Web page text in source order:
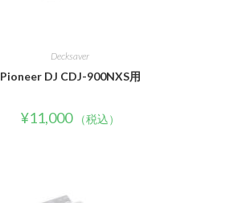
Decksaver
Pioneer DJ CDJ-900NXS用
¥11,000 （税込）